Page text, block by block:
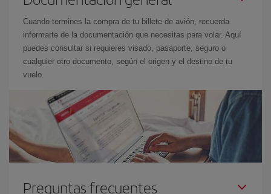
Cuando termines la compra de tu billete de avión, recuerda
informarte de la documentación que necesitas para volar. Aquí
puedes consultar si requieres visado, pasaporte, seguro o
cualquier otro documento, según el origen y el destino de tu
vuelo.
Preguntas frecuentes